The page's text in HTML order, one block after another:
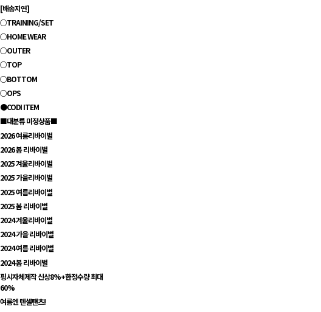
[배송지연]
○TRAINING/SET
○HOME WEAR
○OUTER
○TOP
○BOTTOM
○OPS
●CODI ITEM
■대분류 미정상품■
2026 여름리바이벌
2026 봄 리바이벌
2025 겨울리바이벌
2025 가을리바이벌
2025 여름리바이벌
2025 봄 리바이벌
2024 겨울리바이벌
2024 가을 리바이벌
2024 여름 리바이벌
2024 봄 리바이벌
핑시자체제작 신상8%+한정수량 최대
60%
여름엔 텐셀팬츠!